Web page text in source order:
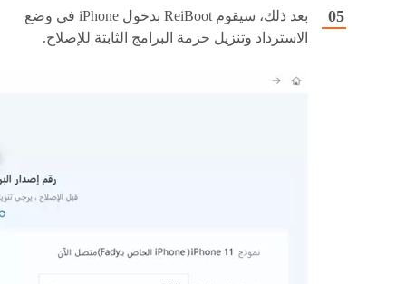
بعد ذلك، سيقوم ReiBoot بدخول iPhone في وضع
الاسترداد وتنزيل حزمة البرامج الثابتة للإصلاح.